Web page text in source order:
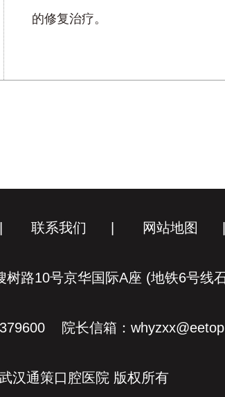
的修复治疗。
联系我们 网站地图
路10号京华国际A座 (地铁6号线
院长信箱：
汉通策口腔医院 版权所有